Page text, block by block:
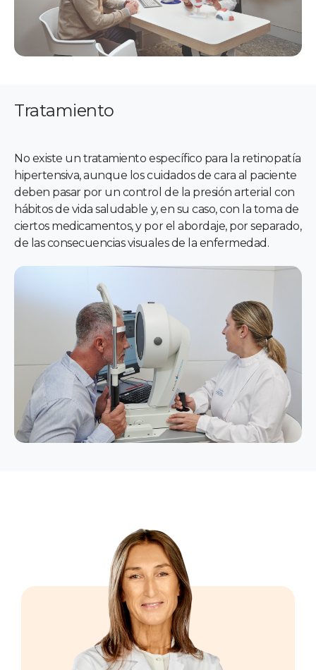
Tratamiento
No existe un tratamiento específico para la retinopatía
hipertensiva, aunque los cuidados de cara al paciente
deben pasar por un control de la presión arterial con
hábitos de vida saludable y, en su caso, con la toma de
ciertos medicamentos, y por el abordaje, por separado,
de las consecuencias visuales de la enfermedad.